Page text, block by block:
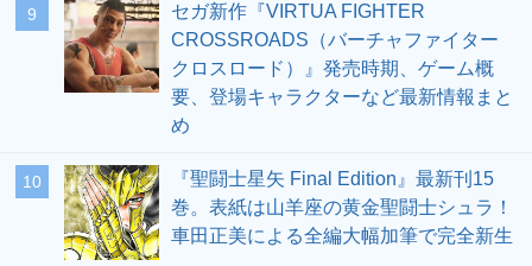
9
セガ新作『VIRTUA FIGHTER
CROSSROADS（バーチャファイター
クロスロード）』発売時期、ゲーム概
要、登場キャラクターなど最新情報まと
め
10
『聖闘士星矢 Final Edition』最新刊15
巻。表紙は山羊座の黄金聖闘士シュラ！
車田正美による全編大幅加筆で完全新生